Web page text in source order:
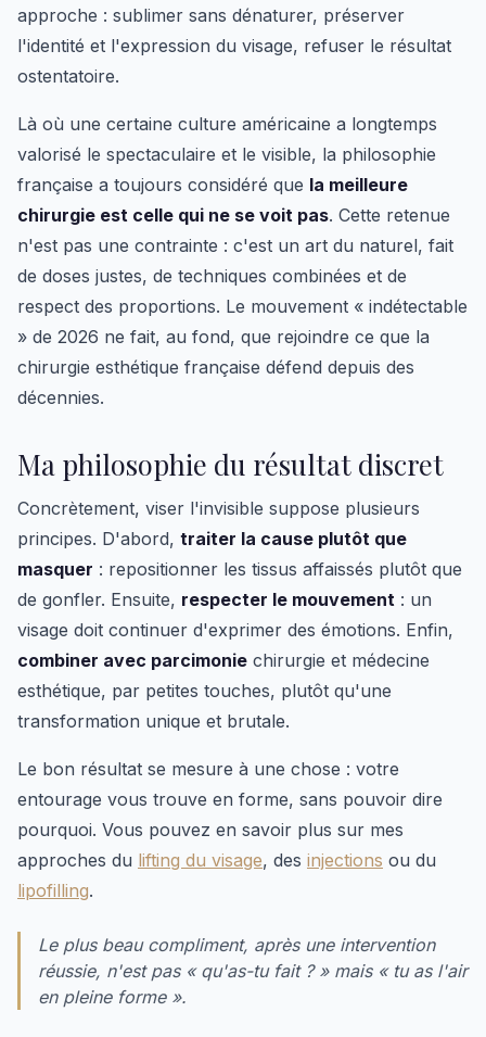
approche : sublimer sans dénaturer, préserver
l'identité et l'expression du visage, refuser le résultat
ostentatoire.
Là où une certaine culture américaine a longtemps
valorisé le spectaculaire et le visible, la philosophie
française a toujours considéré que la meilleure
chirurgie est celle qui ne se voit pas. Cette retenue
n'est pas une contrainte : c'est un art du naturel, fait
de doses justes, de techniques combinées et de
respect des proportions. Le mouvement « indétectable
» de 2026 ne fait, au fond, que rejoindre ce que la
chirurgie esthétique française défend depuis des
décennies.
Ma philosophie du résultat discret
Concrètement, viser l'invisible suppose plusieurs
principes. D'abord, traiter la cause plutôt que
masquer : repositionner les tissus affaissés plutôt que
de gonfler. Ensuite, respecter le mouvement : un
visage doit continuer d'exprimer des émotions. Enfin,
combiner avec parcimonie chirurgie et médecine
esthétique, par petites touches, plutôt qu'une
transformation unique et brutale.
Le bon résultat se mesure à une chose : votre
entourage vous trouve en forme, sans pouvoir dire
pourquoi. Vous pouvez en savoir plus sur mes
approches du lifting du visage, des injections ou du
lipofilling.
Le plus beau compliment, après une intervention
réussie, n'est pas « qu'as-tu fait ? » mais « tu as l'air
en pleine forme ».